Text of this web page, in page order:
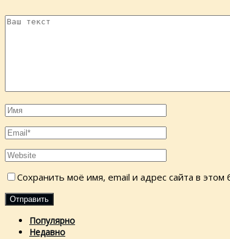
Сохранить моё имя, email и адрес сайта в
Популярно
Недавно